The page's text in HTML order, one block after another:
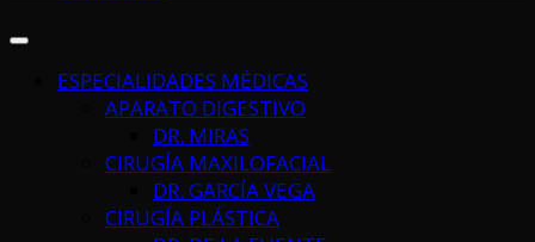
ESPECIALIDADES MÉDICAS
APARATO DIGESTIVO
DR. MIRAS
CIRUGÍA MAXILOFACIAL
DR. GARCÍA VEGA
CIRUGÍA PLÁSTICA